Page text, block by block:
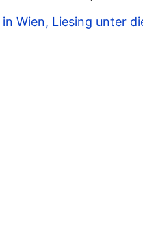
Wien, Liesing unter